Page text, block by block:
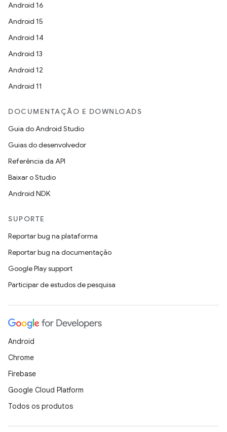
Android 16
Android 15
Android 14
Android 13
Android 12
Android 11
DOCUMENTAÇÃO E DOWNLOADS
Guia do Android Studio
Guias do desenvolvedor
Referência da API
Baixar o Studio
Android NDK
SUPORTE
Reportar bug na plataforma
Reportar bug na documentação
Google Play support
Participar de estudos de pesquisa
Android
Chrome
Firebase
Google Cloud Platform
Todos os produtos